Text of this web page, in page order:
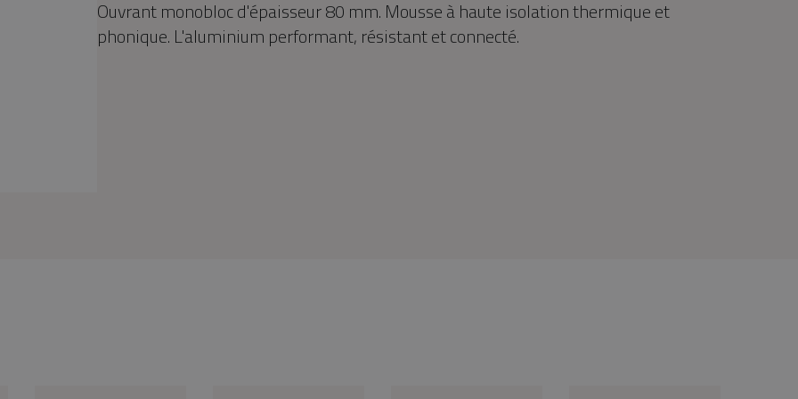
Ouvrant monobloc d'épaisseur 80 mm. Mousse à haute isolation thermique et
phonique. L'aluminium performant, résistant et connecté.